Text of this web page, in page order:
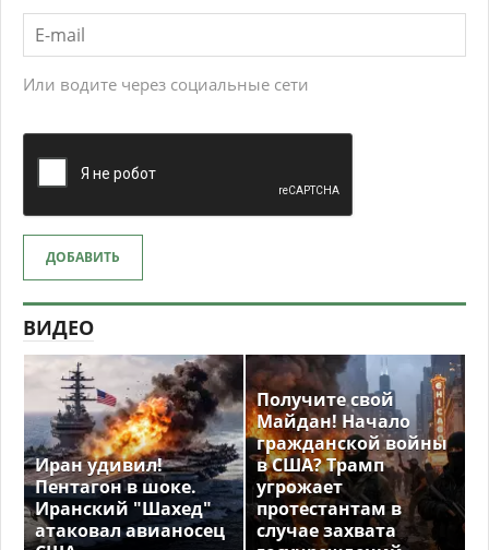
Или водите через социальные сети
ДОБАВИТЬ
ВИДЕО
Иран удивил!
Пентагон в шоке.
Иранский "Шахед"
атаковал авианосец
Получите свой
Майдан! Начало
гражданской войны
в США? Трамп
угрожает
протестантам в
случае захвата